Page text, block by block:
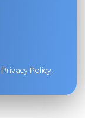
Privacy Policy.